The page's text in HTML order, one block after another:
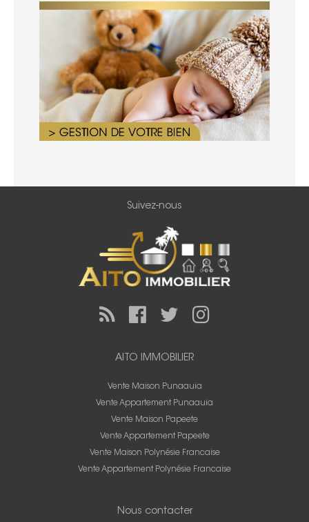
Suivez-nous
AITO IMMOBILIER
Vente Maison Punaauia
Vente Appartement Punaauia
Vente Maison Papeete
Vente Appartement Papeete
Vente Maison Polynésie Francaise
Vente Appartement Polynésie Francaise
Nous contacter